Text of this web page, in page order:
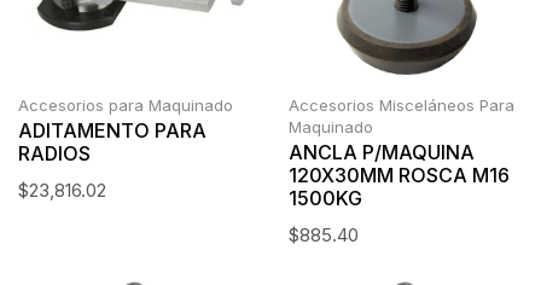
Accesorios para Maquinado
ADITAMENTO PARA
RADIOS
$23,816.02
Accesorios Misceláneos Para
Maquinado
ANCLA P/MAQUINA
120X30MM ROSCA M16
1500KG
$885.40